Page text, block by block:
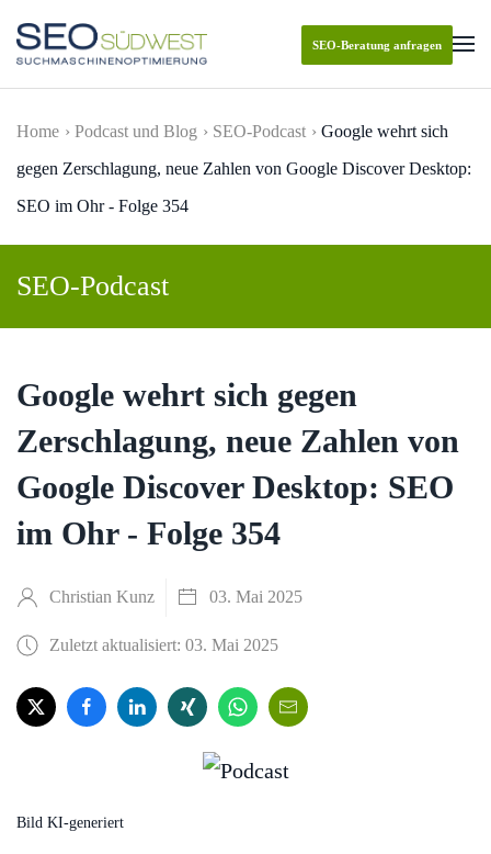
Skip to main content
SEO-Beratung anfragen
Home Podcast und Blog SEO-Podcast
Google wehrt sich
gegen Zerschlagung, neue Zahlen von Google Discover Desktop:
SEO im Ohr - Folge 354
SEO-Podcast
Google wehrt sich gegen
Zerschlagung, neue Zahlen von
Google Discover Desktop: SEO
im Ohr - Folge 354
Christian Kunz 03. Mai 2025
Zuletzt aktualisiert: 03. Mai 2025
Bild KI-generiert